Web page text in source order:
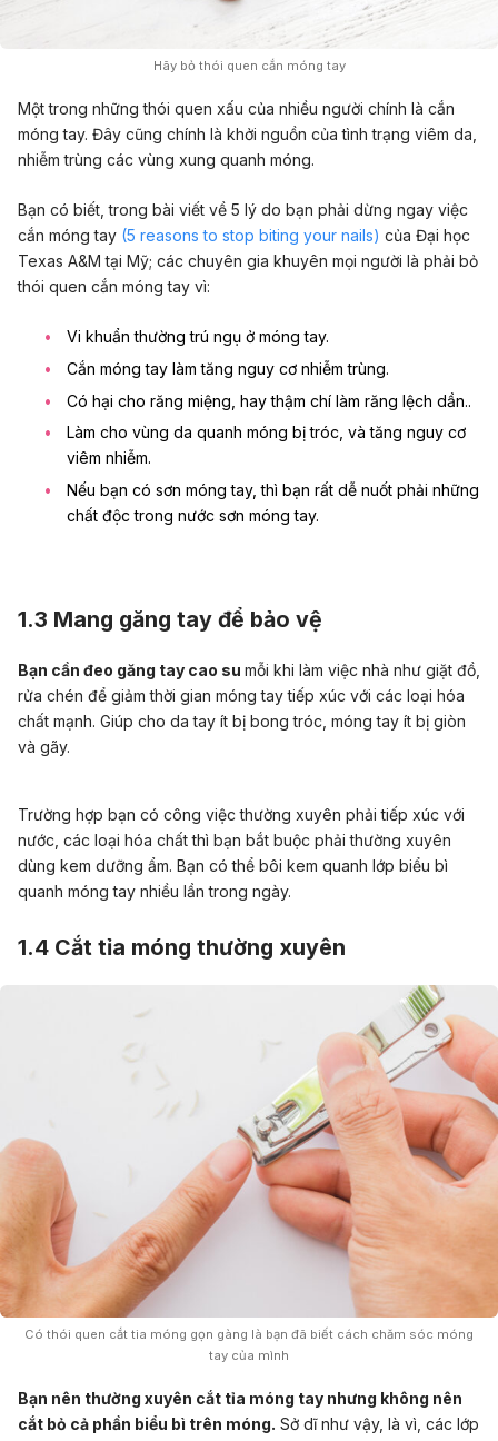
Hãy bỏ thói quen cắn móng tay
Một trong những thói quen xấu của nhiều người chính là cắn
móng tay. Đây cũng chính là khởi nguồn của tình trạng viêm da,
nhiễm trùng các vùng xung quanh móng.
Bạn có biết, trong bài viết về 5 lý do bạn phải dừng ngay việc
cắn móng tay (5 reasons to stop biting your nails) của Đại học
Texas A&M tại Mỹ; các chuyên gia khuyên mọi người là phải bỏ
thói quen cắn móng tay vì:
Vi khuẩn thường trú ngụ ở móng tay.
Cắn móng tay làm tăng nguy cơ nhiễm trùng.
Có hại cho răng miệng, hay thậm chí làm răng lệch dần..
Làm cho vùng da quanh móng bị tróc, và tăng nguy cơ
viêm nhiễm.
Nếu bạn có sơn móng tay, thì bạn rất dễ nuốt phải những
chất độc trong nước sơn móng tay.
1.3 Mang găng tay để bảo vệ
Bạn cần đeo găng tay cao su mỗi khi làm việc nhà như giặt đồ,
rửa chén để giảm thời gian móng tay tiếp xúc với các loại hóa
chất mạnh. Giúp cho da tay ít bị bong tróc, móng tay ít bị giòn
và gãy.
Trường hợp bạn có công việc thường xuyên phải tiếp xúc với
nước, các loại hóa chất thì bạn bắt buộc phải thường xuyên
dùng kem dưỡng ẩm. Bạn có thể bôi kem quanh lớp biểu bì
quanh móng tay nhiều lần trong ngày.
1.4 Cắt tỉa móng thường xuyên
Có thói quen cắt tia móng gọn gàng là bạn đã biết cách chăm sóc móng
tay của mình
Bạn nên thường xuyên cắt tỉa móng tay nhưng không nên
cắt bỏ cả phần biểu bì trên móng. Sở dĩ như vậy, là vì, các lớp